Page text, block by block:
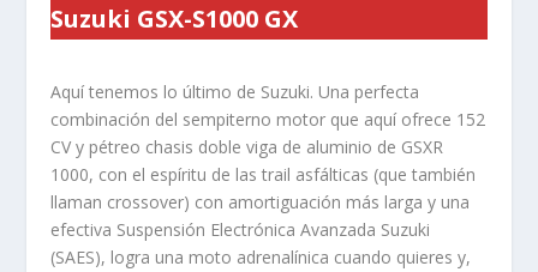
Suzuki GSX-S1000 GX
Aquí tenemos lo último de Suzuki. Una perfecta
combinación del sempiterno motor que aquí ofrece 152
CV y pétreo chasis doble viga de aluminio de GSXR
1000, con el espíritu de las trail asfálticas (que también
llaman crossover) con amortiguación más larga y una
efectiva Suspensión Electrónica Avanzada Suzuki
(SAES), logra una moto adrenalínica cuando quieres y,